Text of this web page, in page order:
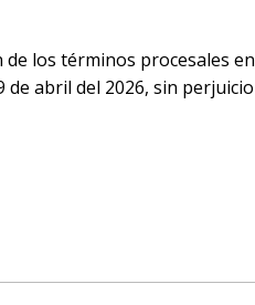
de los términos procesales en
de abril del 2026, sin perjuicio